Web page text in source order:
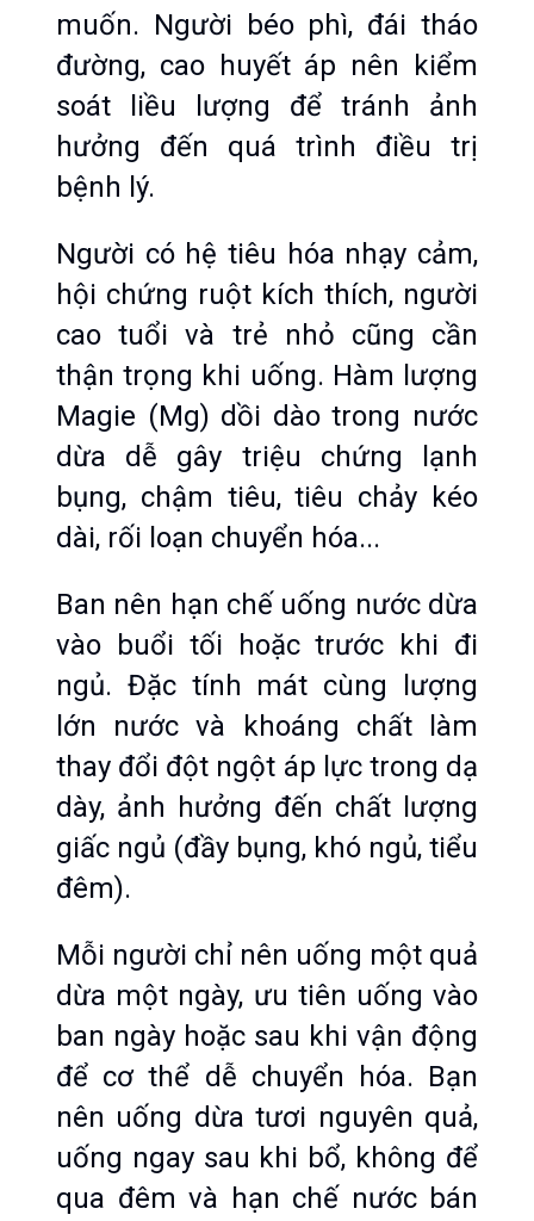
muốn. Người béo phì, đái tháo
đường, cao huyết áp nên kiểm
soát liều lượng để tránh ảnh
hưởng đến quá trình điều trị
bệnh lý.
Người có hệ tiêu hóa nhạy cảm,
hội chứng ruột kích thích, người
cao tuổi và trẻ nhỏ cũng cần
thận trọng khi uống. Hàm lượng
Magie (Mg) dồi dào trong nước
dừa dễ gây triệu chứng lạnh
bụng, chậm tiêu, tiêu chảy kéo
dài, rối loạn chuyển hóa...
Ban nên hạn chế uống nước dừa
vào buổi tối hoặc trước khi đi
ngủ. Đặc tính mát cùng lượng
lớn nước và khoáng chất làm
thay đổi đột ngột áp lực trong dạ
dày, ảnh hưởng đến chất lượng
giấc ngủ (đầy bụng, khó ngủ, tiểu
đêm).
Mỗi người chỉ nên uống một quả
dừa một ngày, ưu tiên uống vào
ban ngày hoặc sau khi vận động
để cơ thể dễ chuyển hóa. Bạn
nên uống dừa tươi nguyên quả,
uống ngay sau khi bổ, không để
qua đêm và hạn chế nước bán